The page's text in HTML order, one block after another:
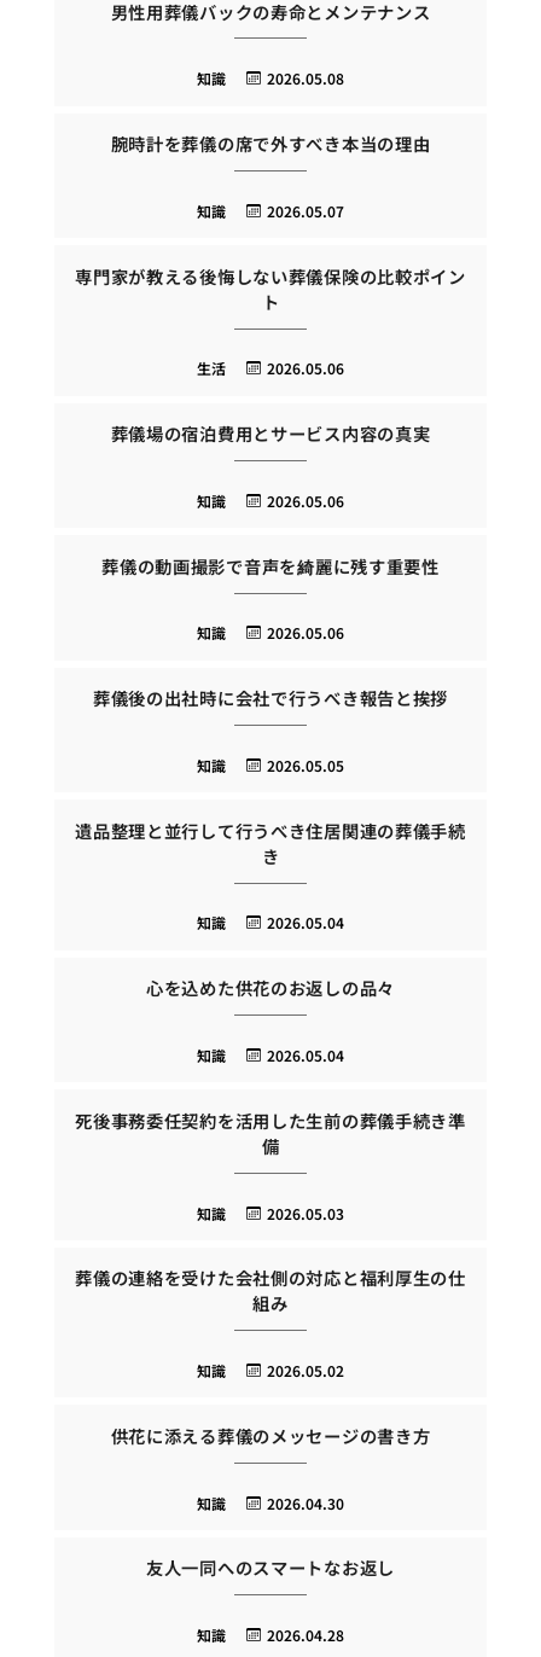
男性用葬儀バックの寿命とメンテナンス
2026.05.08
知識
腕時計を葬儀の席で外すべき本当の理由
2026.05.07
知識
専門家が教える後悔しない葬儀保険の比較ポイン
ト
2026.05.06
生活
葬儀場の宿泊費用とサービス内容の真実
2026.05.06
知識
葬儀の動画撮影で音声を綺麗に残す重要性
2026.05.06
知識
葬儀後の出社時に会社で行うべき報告と挨拶
2026.05.05
知識
遺品整理と並行して行うべき住居関連の葬儀手続
き
2026.05.04
知識
心を込めた供花のお返しの品々
2026.05.04
知識
死後事務委任契約を活用した生前の葬儀手続き準
備
2026.05.03
知識
葬儀の連絡を受けた会社側の対応と福利厚生の仕
組み
2026.05.02
知識
供花に添える葬儀のメッセージの書き方
2026.04.30
知識
友人一同へのスマートなお返し
2026.04.28
知識